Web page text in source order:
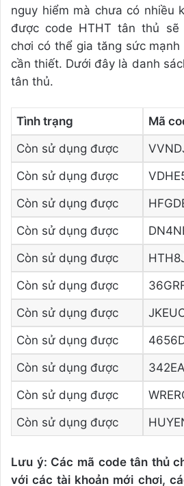
nguy hiểm mà chưa có nhiều
được code HTHT tân thủ sẽ
chơi có thể gia tăng sức
cần thiết. Dưới đây là danh
tân thủ.
Tình trạng
Mã
Còn sử dụng được
Còn sử dụng được
Còn sử dụng được
Còn sử dụng được
Còn sử dụng được
Còn sử dụng được
Còn sử dụng được
Còn sử dụng được
Còn sử dụng được
Còn sử dụng được
Còn sử dụng được
Lưu ý: Các mã code tân thủ
với các tài khoản mới chơi,